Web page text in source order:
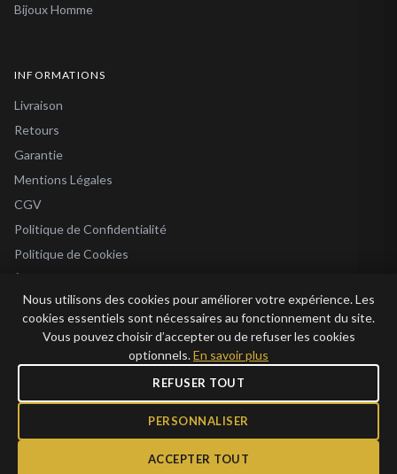
Bijoux Homme
INFORMATIONS
Livraison
Retours
Garantie
Mentions Légales
CGV
Politique de Confidentialité
Politique de Cookies
À Propos
Blog
Bijoux en Vogue SAS · SIRET 915 286 975 00015 · RCS Antibes · TVA FR69 915
286 975 · Capital 1 000 €
Nous utilisons des cookies pour améliorer votre expérience. Les
cookies essentiels sont nécessaires au fonctionnement du site.
Vous pouvez choisir d’accepter ou de refuser les cookies
optionnels.En savoir plus
REFUSER TOUT
PERSONNALISER
ACCEPTER TOUT